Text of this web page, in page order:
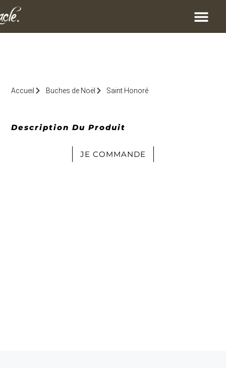
Accueil Buches de Noël Saint Honoré
Description Du Produit
JE COMMANDE